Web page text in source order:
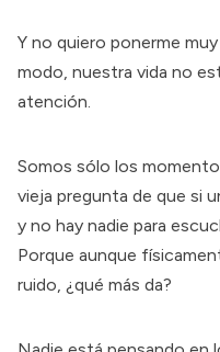
Y no quiero ponerme
modo, nuestra vida no
atención.
Somos sólo los
vieja pregunta de que si
y no hay nadie para
Porque aunque
ruido, ¿qué más da?